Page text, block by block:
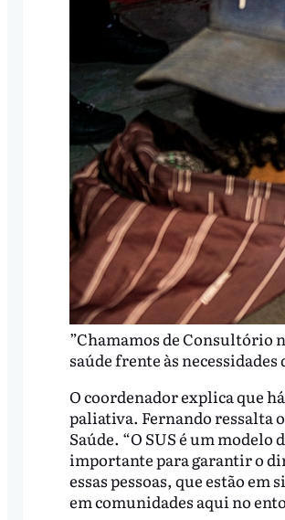
”Chamamos de Consultório
saúde frente às
O coordenador explica que
paliativa. Fernando ressalta
Saúde. “O SUS é um
importante para garantir o
essas pessoas, que estão
em comunidades aqui no